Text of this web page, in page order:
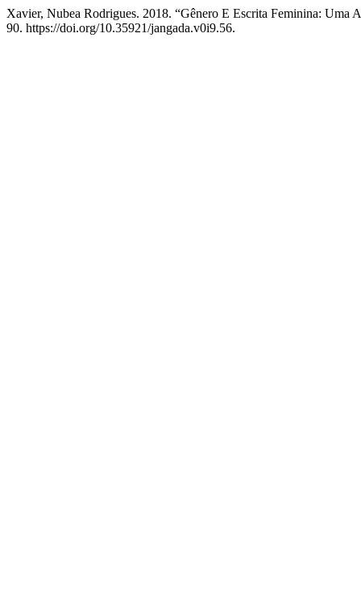
Xavier, Nubea Rodrigues. 2018. “Gênero E Escrita Feminina: Uma
90. https://doi.org/10.35921/jangada.v0i9.56.